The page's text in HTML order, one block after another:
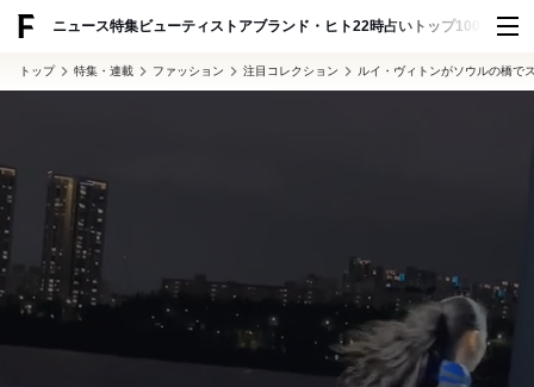
ニュース特集ビューティ ストアブランド・ヒト22時占い トップ100 スナッ
トップ 特集・連載 ファッション 注目コレクション ルイ・ヴィトンがソウルの橋